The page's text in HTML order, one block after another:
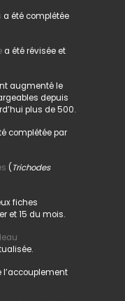
a été complétée
a été révisée et
augmenté le
depuis
plus de 500.
complétée par
( Trichodes
fiches
et 15 du mois.
l’accouplement